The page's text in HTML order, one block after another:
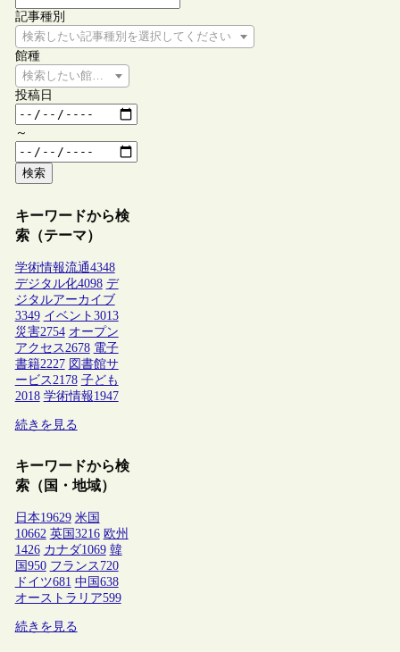
記事種別
検索したい記事種別を選択してください
館種
検索したい館種を選択してください
投稿日
～
検索
キーワードから検
索（テーマ）
学術情報流通4348
デジタル化4098 デ
ジタルアーカイブ
3349 イベント 3013
災害2754 オープン
アクセス2678 電子
書籍2227 図書館サ
ービス2178 子ども
2018 学術情報1947
続きを見る
キーワードから検
索（国・地域）
日本19629 米国
10662 英国 3216 欧州
1426 カナダ1069 韓
国 950 フランス 720
ドイツ681 中国 638
オーストラリア599
続きを見る